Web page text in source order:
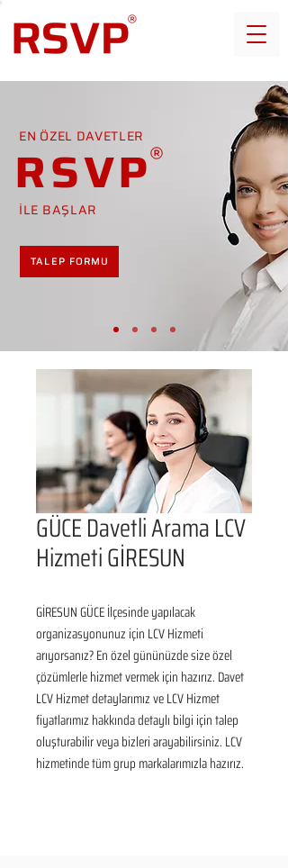
EN ÖZEL DAVETLER
RSVP
İLE BAŞLAR
TALEP FORMU
GÜCE Davetli Arama LCV
Hizmeti GİRESUN
GİRESUN GÜCE İlçesinde yapılacak
organizasyonunuz için LCV Hizmeti
arıyorsanız? En özel gününüzde size özel
çözümlerle hizmet vermek için hazırız. Davet
LCV Hizmet detaylarımız ve LCV Hizmet
fiyatlarımız hakkında detaylı bilgi için talep
oluşturabilir veya bizleri arayabilirsiniz. LCV
hizmetinde tüm grup markalarımızla hazırız.